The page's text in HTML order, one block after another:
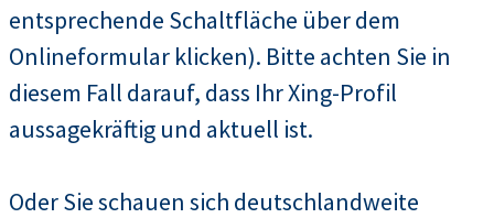
entsprechende Schaltfläche über dem
Onlineformular klicken). Bitte achten Sie in
diesem Fall darauf, dass Ihr Xing-Profil
aussagekräftig und aktuell ist.
Oder Sie schauen sich deutschlandweite